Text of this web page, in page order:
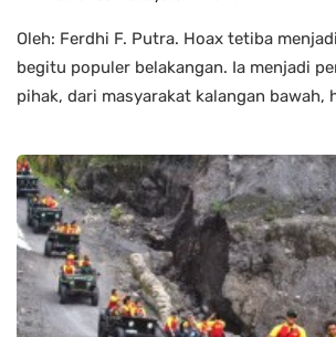
Oleh: Ferdhi F. Putra. Hoax tetiba
begitu populer belakangan. Ia menjadi
pihak, dari masyarakat kalangan bawah,